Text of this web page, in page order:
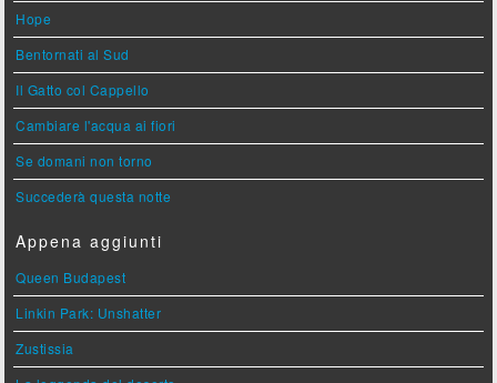
Hope
Bentornati al Sud
Il Gatto col Cappello
Cambiare l'acqua ai fiori
Se domani non torno
Succederà questa notte
Appena aggiunti
Queen Budapest
Linkin Park: Unshatter
Zustissia